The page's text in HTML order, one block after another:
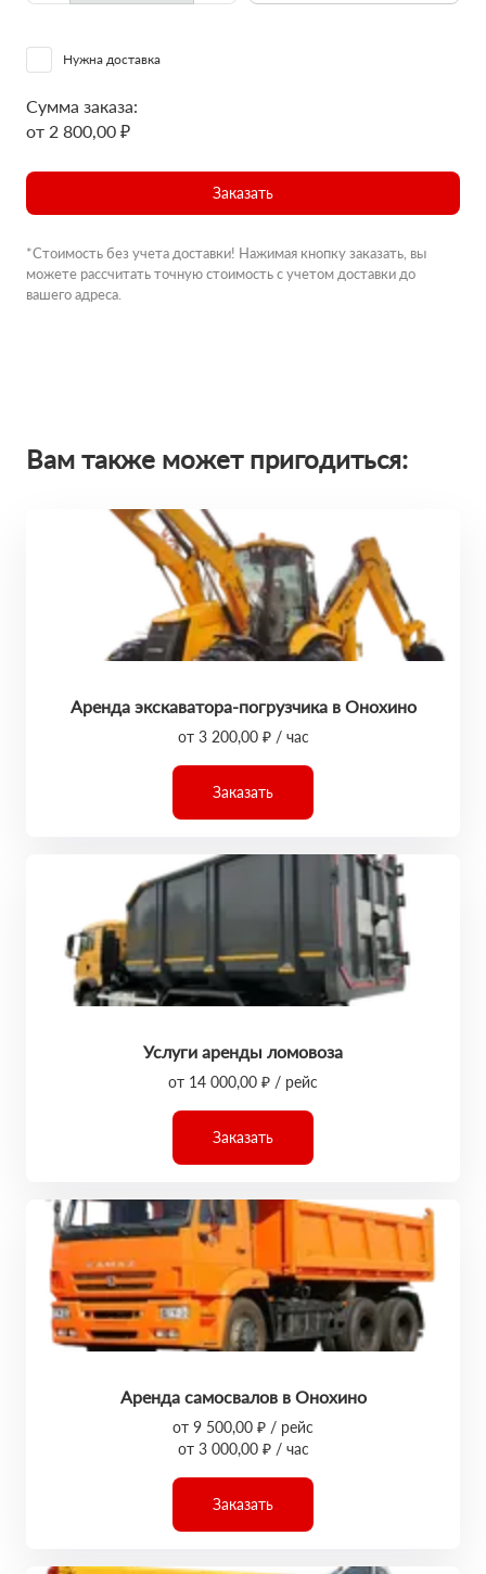
Нужна доставка
Сумма заказа:
от 2 800,00 ₽
Заказать
*Стоимость без учета доставки! Нажимая кнопку заказать, вы
можете рассчитать точную стоимость с учетом доставки до
вашего адреса.
Вам также может пригодиться:
Аренда экскаватора-погрузчика в Онохино
от 3 200,00 ₽ / час
Заказать
Услуги аренды ломовоза
от 14 000,00 ₽ / рейс
Заказать
Аренда самосвалов в Онохино
от 9 500,00 ₽ / рейс
от 3 000,00 ₽ / час
Заказать